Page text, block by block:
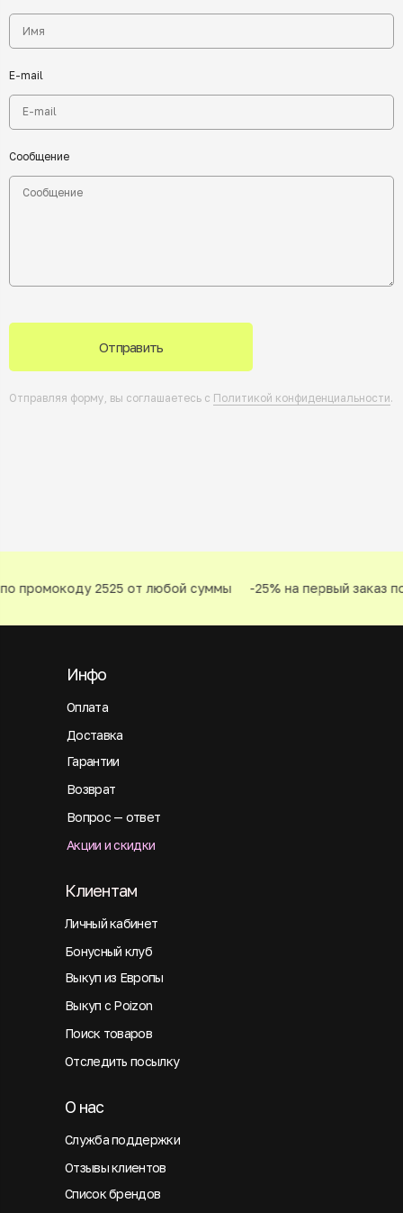
E-mail
Сообщение
Отправить
Отправляя форму, вы соглашаетесь с Политикой конфиденциальности.
промокоду 2525 от любой суммы -25% на первый заказ
Оплата
Инфо
Доставка
Гарантии
Возврат
Вопрос — ответ
Акции и скидки
Личный кабинет
Клиентам
Бонусный клуб
Выкуп из Европы
Выкуп с Poizon
Поиск товаров
Отследить посылку
Служба поддержки
О нас
Отзывы клиентов
Список брендов